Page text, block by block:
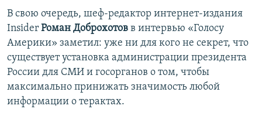
В свою очередь, шеф-редактор интернет-издания
Insider Роман Доброхотов в интервью «Голосу
Америки» заметил: уже ни для кого не секрет, что
существует установка администрации президента
России для СМИ и госорганов о том, чтобы
максимально принижать значимость любой
информации о терактах.